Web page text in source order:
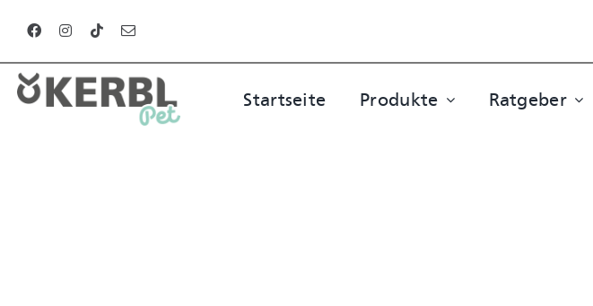
Inhalt
springen
Startseite Produkte Ratgeber